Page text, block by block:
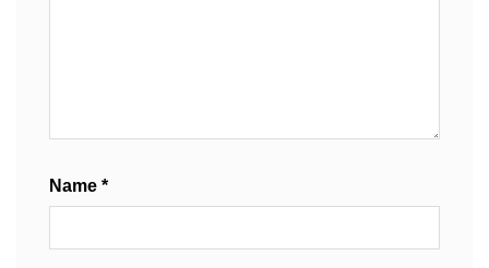
Name *